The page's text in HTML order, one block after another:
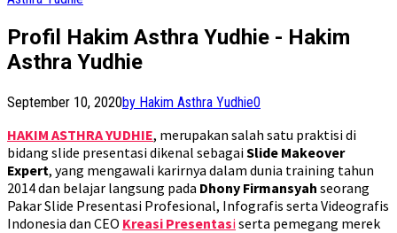
Profil Hakim Asthra Yudhie - Hakim
Asthra Yudhie
September 10, 2020by Hakim Asthra Yudhie0
HAKIM ASTHRA YUDHIE, merupakan salah satu praktisi di
bidang slide presentasi dikenal sebagaiSlide Makeover
Expert, yang mengawali karirnya dalam dunia training tahun
2014 dan belajar langsung pada Dhony Firmansyah seorang
Pakar Slide Presentasi Profesional, Infografis serta Videografis
Indonesia dan CEO Kreasi Presentasi serta pemegang merek